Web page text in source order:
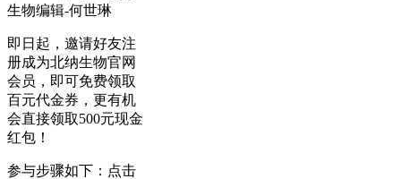
生物编辑-何世琳
即日起，邀请好友注
册成为北纳生物官网
会员，即可免费领取
百元代金券，更有机
会直接领取500元现金
红包！
参与步骤如下：点击